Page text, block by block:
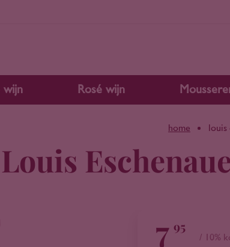
Rosé wijn
home
Louis
7 95
/ 10%